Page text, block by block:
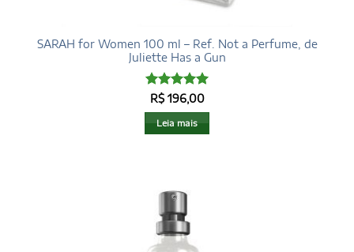
SARAH for Women 100 ml – Ref. Not a Perfume, de
Juliette Has a Gun
Avaliação5
de 5
R$196,00
Leia mais